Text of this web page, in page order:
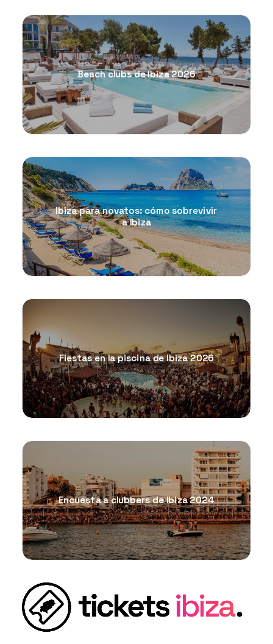
Beach clubs de Ibiza 2026
Ibiza para novatos: cómo sobrevivir
a Ibiza
Fiestas en la piscina de Ibiza 2026
Encuesta a clubbers de Ibiza 2024